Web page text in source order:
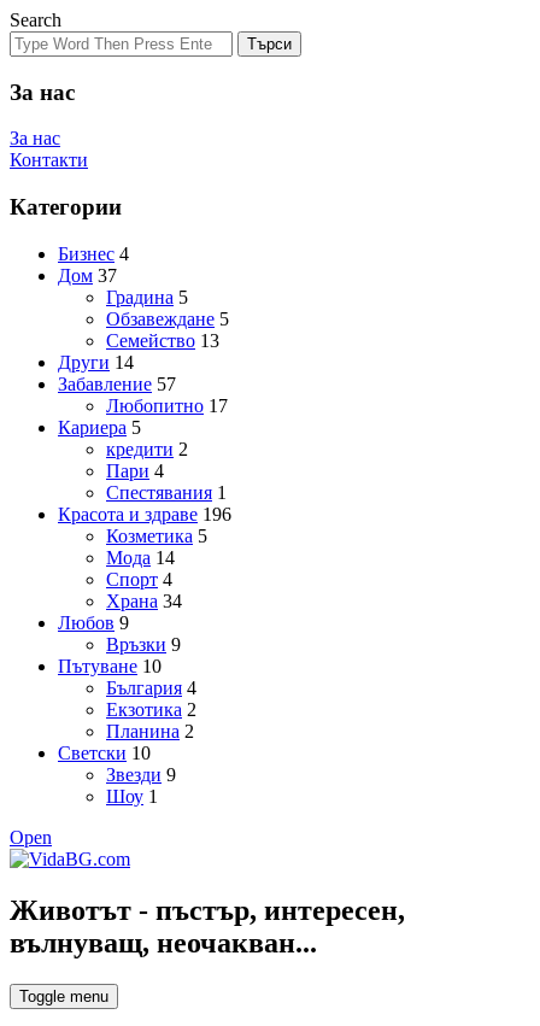
Search
Търси
За нас
За нас
Контакти
Категории
Бизнес 4
Дом 37
Градина 5
Обзавеждане 5
Семейство 13
Други 14
Забавление 57
Любопитно 17
Кариера 5
кредити 2
Пари 4
Спестявания 1
Красота и здраве 196
Козметика 5
Мода 14
Спорт 4
Храна 34
Любов 9
Връзки 9
Пътуване 10
България 4
Екзотика 2
Планина 2
Светски 10
Звезди 9
Шоу 1
Open
Животът - пъстър, интересен,
вълнуващ, неочакван...
Toggle menu